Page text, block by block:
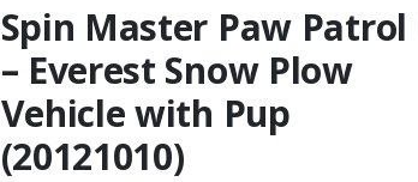
Spin Master Paw Patrol
– Everest Snow Plow
Vehicle with Pup
(20121010)